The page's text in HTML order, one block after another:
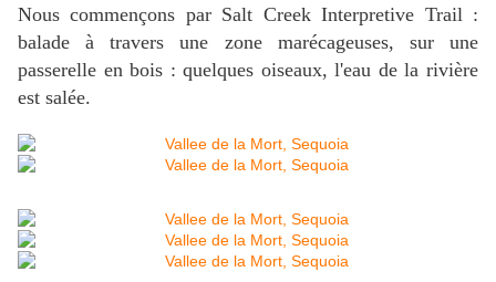
Nous commençons par Salt Creek Interpretive Trail :
balade à travers une zone marécageuses, sur une
passerelle en bois : quelques oiseaux, l'eau de la rivière
est salée.